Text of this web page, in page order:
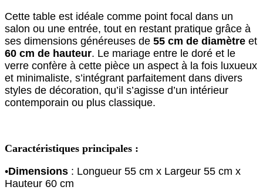
Cette table est idéale comme point focal dans un
salon ou une entrée, tout en restant pratique grâce à
ses dimensions généreuses de 55 cm de diamètre et
60 cm de hauteur. Le mariage entre le doré et le
verre confère à cette pièce un aspect à la fois luxueux
et minimaliste, s’intégrant parfaitement dans divers
styles de décoration, qu’il s’agisse d’un intérieur
contemporain ou plus classique.
Caractéristiques principales :
•Dimensions : Longueur 55 cm x Largeur 55 cm x
Hauteur 60 cm